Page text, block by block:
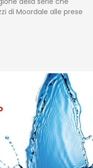
di Moordale alle prese